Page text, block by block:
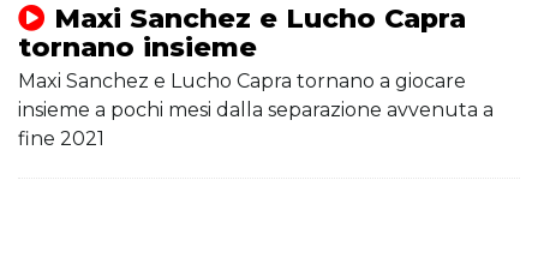
Maxi Sanchez e Lucho Capra
tornano insieme
Maxi Sanchez e Lucho Capra tornano a giocare
insieme a pochi mesi dalla separazione avvenuta a
fine 2021